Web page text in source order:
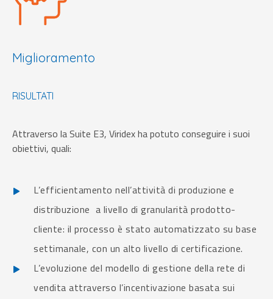
Miglioramento
RISULTATI
Attraverso la Suite E3, Viridex ha potuto conseguire i suoi
obiettivi, quali:
L’efficientamento nell’attività di produzione e
distribuzione a livello di granularità prodotto-
cliente: il processo è stato automatizzato su base
settimanale, con un alto livello di certificazione.
L’evoluzione del modello di gestione della rete di
vendita attraverso l’incentivazione basata sui